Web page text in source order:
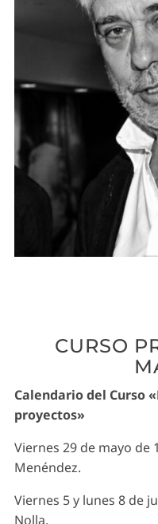
CURSO
Calendario del Curso
proyectos»
Viernes 29 de mayo de
Menéndez.
Viernes 5 y lunes 8 de
Nolla.